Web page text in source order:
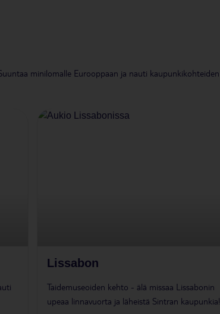
minilomalle Eurooppaan ja nauti kaupunkikohteiden
Lissabon
Taidemuseoiden kehto - älä missaa Lissabonin
upeaa linnavuorta ja läheistä Sintran kaupunkia!